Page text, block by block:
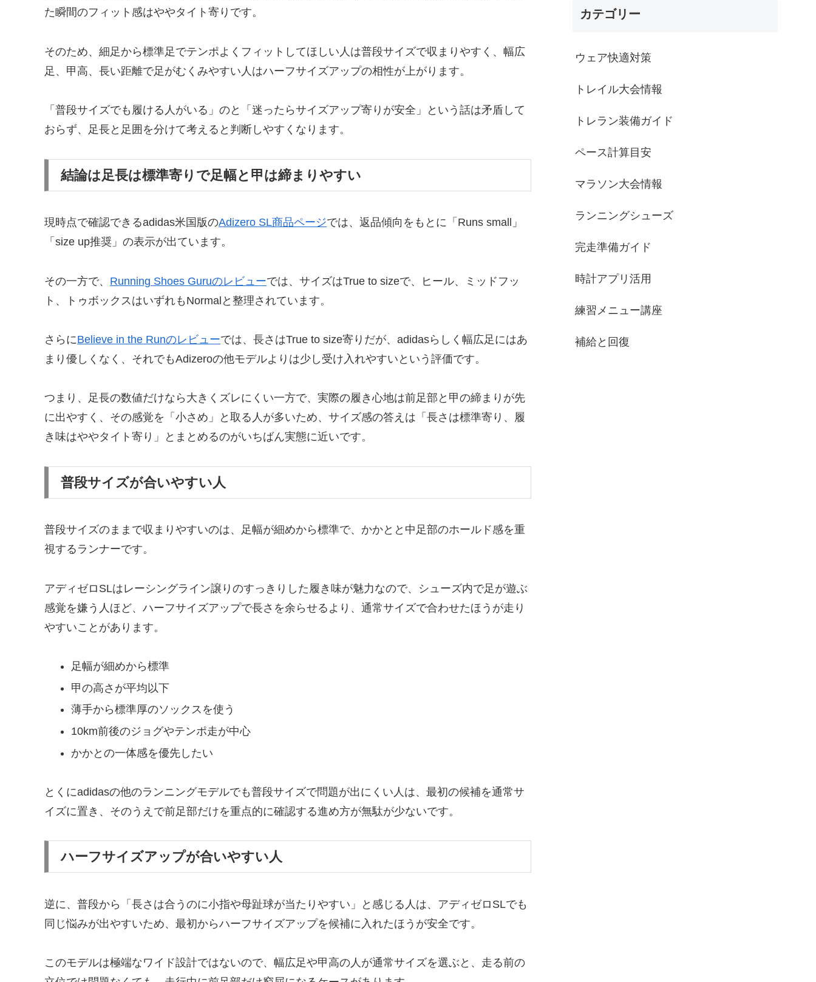
た瞬間のフィット感はややタイト寄りです。
そのため、細足から標準足でテンポよくフィットしてほしい人は普段サイズで収まりやすく、幅広
足、甲高、長い距離で足がむくみやすい人はハーフサイズアップの相性が上がります。
「普段サイズでも履ける人がいる」のと「迷ったらサイズアップ寄りが安全」という話は矛盾して
おらず、足長と足囲を分けて考えると判断しやすくなります。
結論は足長は標準寄りで足幅と甲は締まりやすい
現時点で確認できるadidas米国版のAdizero SL商品ページでは、返品傾向をもとに「Runs small」
「size up推奨」の表示が出ています。
その一方で、 Running Shoes Guruのレビューでは、サイズはTrue to sizeで、ヒール、ミッドフッ
ト、トゥボックスはいずれもNormalと整理されています。
さらにBelieve in the Runのレビューでは、長さはTrue to size寄りだが、adidasらしく幅広足にはあ
まり優しくなく、それでもAdizeroの他モデルよりは少し受け入れやすいという評価です。
つまり、足長の数値だけなら大きくズレにくい一方で、実際の履き心地は前足部と甲の締まりが先
に出やすく、その感覚を「小さめ」と取る人が多いため、サイズ感の答えは「長さは標準寄り、履
き味はややタイト寄り」とまとめるのがいちばん実態に近いです。
普段サイズが合いやすい人
普段サイズのままで収まりやすいのは、足幅が細めから標準で、かかとと中足部のホールド感を重
視するランナーです。
アディゼロSLはレーシングライン譲りのすっきりした履き味が魅力なので、シューズ内で足が遊ぶ
感覚を嫌う人ほど、ハーフサイズアップで長さを余らせるより、通常サイズで合わせたほうが走り
やすいことがあります。
足幅が細めから標準
甲の高さが平均以下
薄手から標準厚のソックスを使う
10km前後のジョグやテンポ走が中心
かかとの一体感を優先したい
とくにadidasの他のランニングモデルでも普段サイズで問題が出にくい人は、最初の候補を通常サ
イズに置き、そのうえで前足部だけを重点的に確認する進め方が無駄が少ないです。
ハーフサイズアップが合いやすい人
逆に、普段から「長さは合うのに小指や母趾球が当たりやすい」と感じる人は、アディゼロSLでも
同じ悩みが出やすいため、最初からハーフサイズアップを候補に入れたほうが安全です。
このモデルは極端なワイド設計ではないので、幅広足や甲高の人が通常サイズを選ぶと、走る前の
カテゴリー
ウェア快適対策
トレイル大会情報
トレラン装備ガイド
ペース計算目安
マラソン大会情報
ランニングシューズ
完走準備ガイド
時計アプリ活用
練習メニュー講座
補給と回復